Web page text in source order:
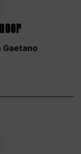
Gaetano